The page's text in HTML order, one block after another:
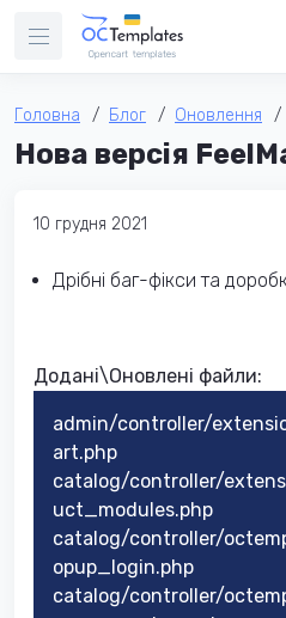
Головна Блог Оновлення
Нова версія
10 грудня 2021
Дрібні баг-фікси та
Додані\Оновлені файли:
admin/controller/
art.php
catalog/controller/
uct_modules.php
catalog/controller/
opup_login.php
catalog/controller/